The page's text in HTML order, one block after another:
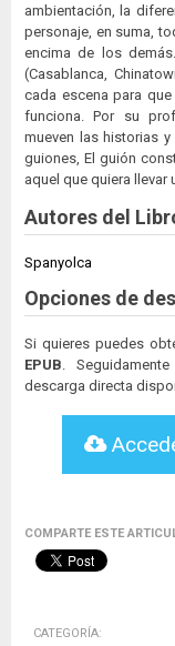
ambientación, la
personaje, en suma,
encima de los
(Casablanca,
cada escena para
funciona. Por su
mueven las historias
guiones, El guión
aquel que quiera llevar
Autores del
Spanyolca
Opciones de
Si quieres puedes
EPUB .
descarga directa
COMPARTE ESTE
CATEGORÍA: